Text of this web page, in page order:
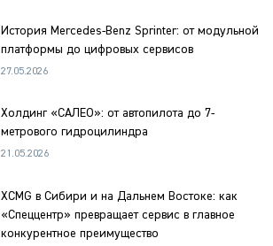
История Mercedes-Benz Sprinter: от модульной
платформы до цифровых сервисов
27.05.2026
Холдинг «САЛЕО»: от автопилота до 7-
метрового гидроцилиндра
21.05.2026
XCMG в Сибири и на Дальнем Востоке: как
«Спеццентр» превращает сервис в главное
конкурентное преимущество